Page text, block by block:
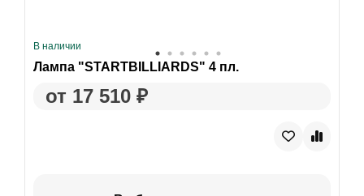
В наличии
Лампа "STARTBILLIARDS" 4 пл.
от 17 510 ₽